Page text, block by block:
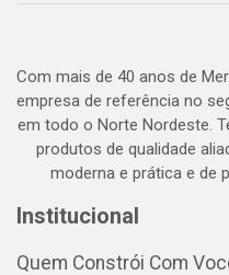
Com mais de 40 anos de
empresa de referência no
em todo o Norte Nordeste.
produtos de qualidade
moderna e prática e de
Institucional
Quem Constrói Com